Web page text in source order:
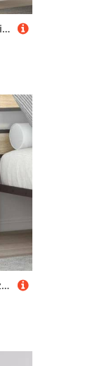
HETFTJN 2er Set Wand Nachttisch Grau Sonoma 38x34x40 cm Modernes Design mit Reichlich Stauraum Wandmontage für Schlafzimmer und Wohnzimmer
Tonture Nachttisch im Altholz-Design, 40x30x39 cm, aus robustem Holzwerkstoff, mit Schublade und Fach, ideal für Schlafzimmer, Stabiler Beistelltisch